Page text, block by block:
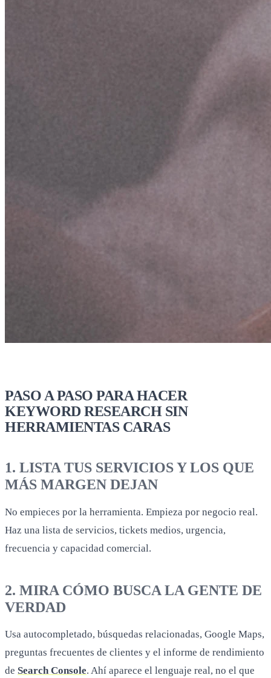
PASO A PASO PARA HACER
KEYWORD RESEARCH SIN
HERRAMIENTAS CARAS
1. LISTA TUS SERVICIOS Y LOS QUE
MÁS MARGEN DEJAN
No empieces por la herramienta. Empieza por negocio real.
Haz una lista de servicios, tickets medios, urgencia,
frecuencia y capacidad comercial.
2. MIRA CÓMO BUSCA LA GENTE DE
VERDAD
Usa autocompletado, búsquedas relacionadas, Google Maps,
preguntas frecuentes de clientes y el informe de rendimiento
de Search Console. Ahí aparece el lenguaje real, no el que